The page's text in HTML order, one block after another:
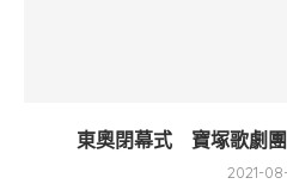
東奧閉幕式 寶塚歌劇
2021-